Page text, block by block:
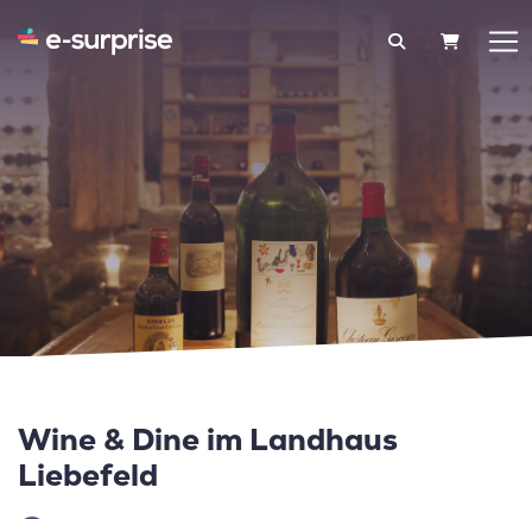
Wine & Dine im Landhaus
Liebefeld